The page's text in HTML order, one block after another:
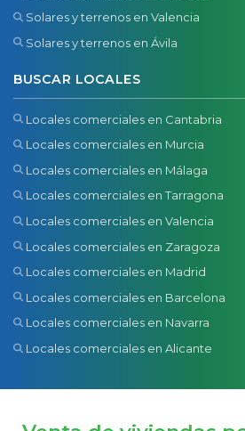
Solares y terrenos en Valencia
Solares y terrenos en Ávila
BUSCAR LOCALES
Locales comerciales en Cantabria
Locales comerciales en Murcia
Locales comerciales en Málaga
Locales comerciales en Tarragona
Locales comerciales en Valencia
Locales comerciales en Zaragoza
Locales comerciales en Madrid
Locales comerciales en Barcelona
Locales comerciales en Navarra
Locales comerciales en Alicante